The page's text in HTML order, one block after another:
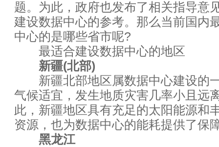
展望2017年：这些技术将冲击
2017年云计算和数据中心五大
年关将至，历数今年悲催的宕
2017科技行业七大趋势：无人
又到年终，看九大企业技术趋势
CIO们的2017——5大领域4个技
题。为此，政府也发布了相关指导意
建设数据中心的参考。那么当前国内
中心的是哪些省市呢?
最适合建设数据中心的地区
新疆(北部)
新疆北部地区属数据中心建设的
气候适宜，发生地质灾害几率小且远
此，新疆地区具有充足的太阳能源和
资源，也为数据中心的能耗提供了保
黑龙江